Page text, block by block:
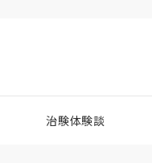
治験体験談